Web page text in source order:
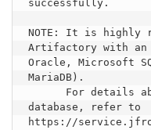
successfully.
NOTE: It is highly
Artifactory with an
Oracle, Microsoft
MariaDB).
database, refer to
https://